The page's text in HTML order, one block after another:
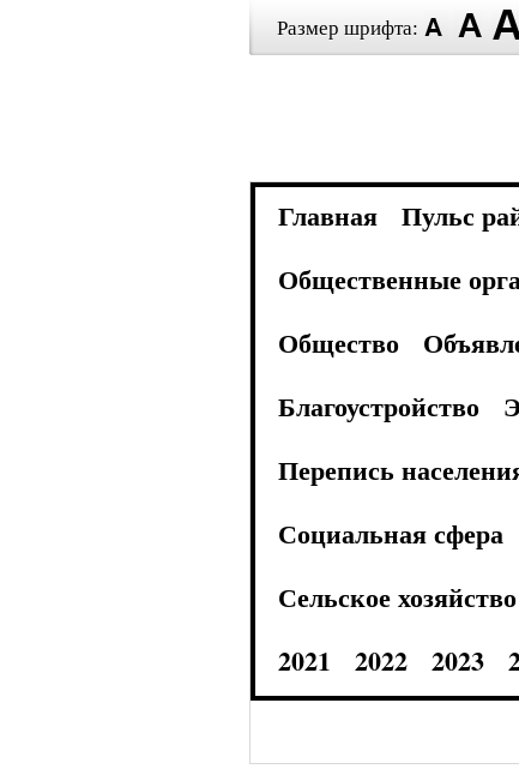
Размер шрифта:
Главная Пульс
Общественные
Общество
Благоустройство
Перепись
Социальная сфера
Сельское хозяйство
2021
2022 2023